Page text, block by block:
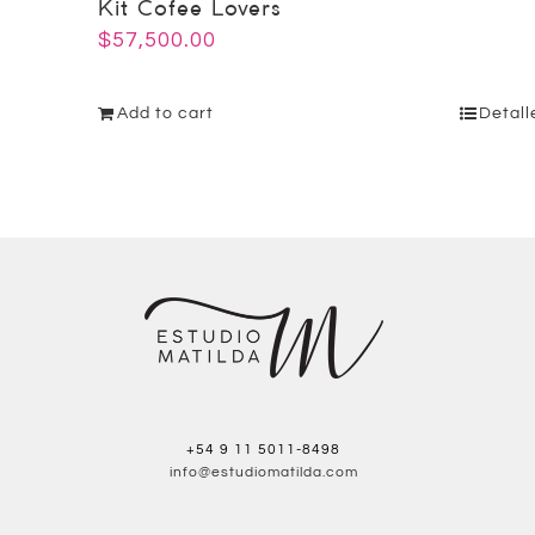
Kit Cofee Lovers
$57,500.00
Add to cart
+54 9 11 5011-8498
info@estudiomatilda.com